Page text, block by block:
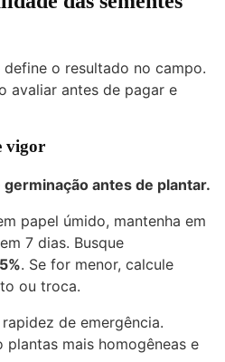
o resultado no campo.
avaliar antes de pagar e
vigor
antes de plantar.
papel úmido, mantenha em
7 dias. Busque
. Se for menor, calcule
ou troca.
de emergência.
plantas mais homogêneas e